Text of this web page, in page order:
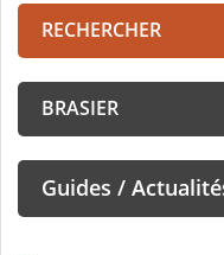
RECHERCHER
BRASIER
Guides /